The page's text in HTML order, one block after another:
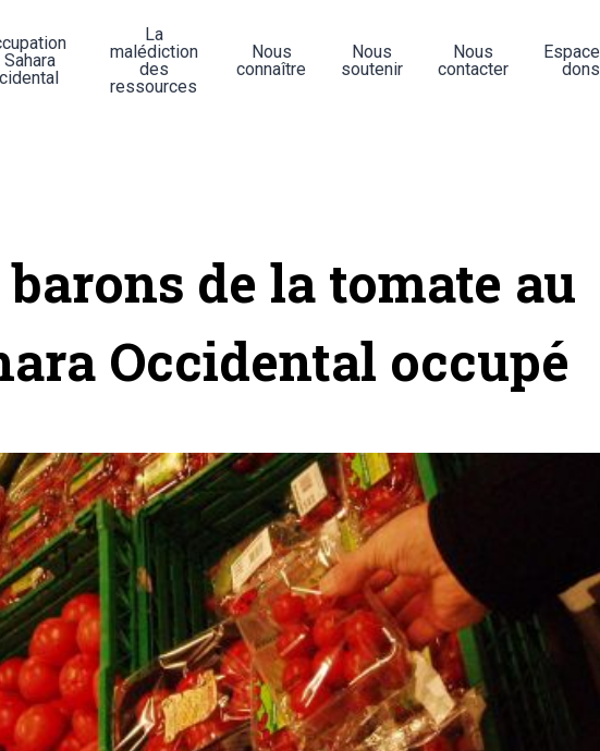
Sahara
La
malédiction
des
ressources
Nous
connaître
Nous
soutenir
Nous
contacter
Espace
dons
barons de la tomate au
Occidental occupé